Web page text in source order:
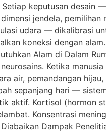
Setiap keputusan desain
jendela, pemilihan
udara — dikalibrasi
koneksi dengan
Alam di Dalam
Ketika
air, pemandangan hijau,
sepanjang hari —
aktif. Kortisol (hormon
Konsentrasi
Dampak